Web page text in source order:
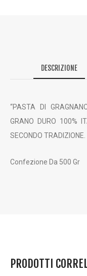
DESCRIZIONE
“PASTA DI
GRANO DURO 100%
SECONDO TRADIZIONE.
Confezione Da 500 Gr
PRODOTTI